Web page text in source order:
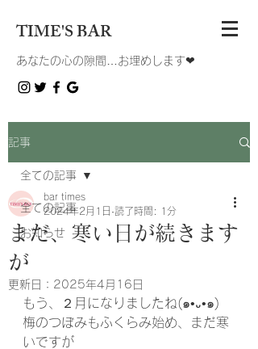
TIME'S BAR
あなたの心の隙間…お埋めします❤︎
記事
全ての記事
お知らせ
全ての記事
まだ、寒い日が続きます
が
bar times
2024年2月1日 読了時間: 1分
更新日： 2025年4月16日
もう、２月になりましたね(๑•᎑•๑)
梅のつぼみもふくらみ始め、まだ寒
いですが